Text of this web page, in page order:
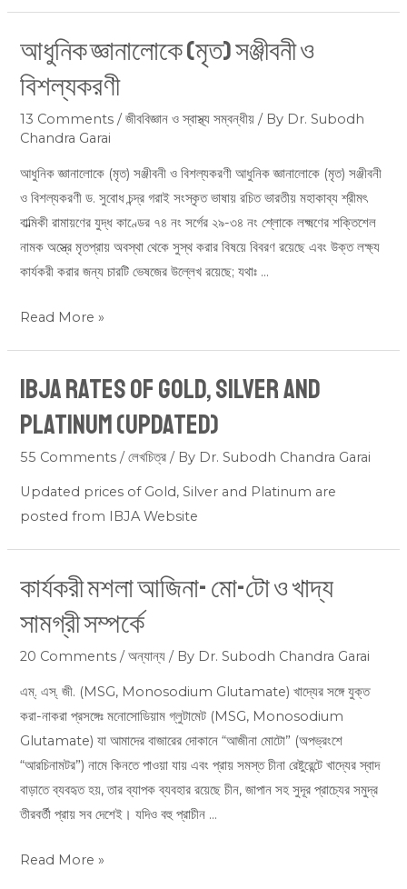
আধুনিক জ্ঞানালোকে (মৃত) সঞ্জীবনী ও
বিশল্যকরণী
13 Comments /জীববিজ্ঞান ও স্বাস্থ্য সম্বন্ধীয় / By Dr. Subodh
Chandra Garai
আধুনিক জ্ঞানালোকে (মৃত) সঞ্জীবনী ও বিশল্যকরণী আধুনিক জ্ঞানালোকে (মৃত) সঞ্জীবনী
ও বিশল্যকরণী ড. সুবোধ চন্দ্র গরাই সংস্কৃত ভাষায় রচিত ভারতীয় মহাকাব্য শ্রীমৎ
বাল্মিকী রামায়ণের যুদ্ধ কাণ্ডের ৭৪ নং সর্গের ২৯-৩৪ নং শ্লোকে লক্ষ্মণের শক্তিশেল
নামক অস্ত্রে মৃতপ্রায় অবস্থা থেকে সুস্থ করার বিষয়ে বিবরণ রয়েছে এবং উক্ত লক্ষ্য
কার্যকরী করার জন্য চারটি ভেষজের উল্লেখ রয়েছে; যথাঃ …
আধুনিক
জ্ঞানালোকে
(মৃত)
সঞ্জীবনী
ও
বিশল্যকরণী
Read More »
IBJA Rates of Gold, Silver and
Platinum (updated)
55 Comments /লেখচিত্র / By Dr. Subodh Chandra Garai
Updated prices of Gold, Silver and Platinum are
posted from IBJA Website
কার্যকরী মশলা আজিনা- মো-টো ও খাদ্য
সামগ্রী সম্পর্কে
20 Comments /অন্যান্য / By Dr. Subodh Chandra Garai
এম্. এস্. জী. (MSG, Monosodium Glutamate) খাদ্যের সঙ্গে যুক্ত
করা-নাকরা প্রসঙ্গেঃ মনোসোডিয়াম গ্লুটামেট (MSG, Monosodium
Glutamate) যা আমাদের বাজারের দোকানে “আজীনা মোটো” (অপভ্রংশে
“আরচিনামটর”) নামে কিনতে পাওয়া যায় এবং প্রায় সমস্ত চীনা রেষ্টুরেন্টে খাদ্যের স্বাদ
বাড়াতে ব্যবহৃত হয়, তার ব্যাপক ব্যবহার রয়েছে চীন, জাপান সহ সুদূর প্রাচ্যের সমুদ্র
তীরবর্তী প্রায় সব দেশেই। যদিও বহু প্রাচীন …
কার্যকরী
আজিনা-
মো-
Read More »